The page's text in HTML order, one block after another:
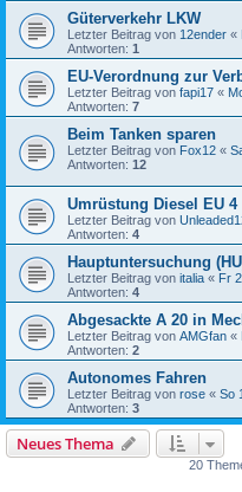
Güterverkehr LKW
Letzter Beitrag von 12ender «
Antworten: 1
EU-Verordnung zur
Letzter Beitrag von fapi17 «
Antworten: 7
Beim Tanken sparen
Letzter Beitrag von Fox12 «
Antworten: 12
Umrüstung Diesel EU 4
Letzter Beitrag von
Antworten: 4
Hauptuntersuchung
Letzter Beitrag von italia « Fr
Antworten: 4
Abgesackte A 20 in
Letzter Beitrag von AMGfan «
Antworten: 2
Autonomes Fahren
Letzter Beitrag von rose « So
Antworten: 3
Neues Thema
20